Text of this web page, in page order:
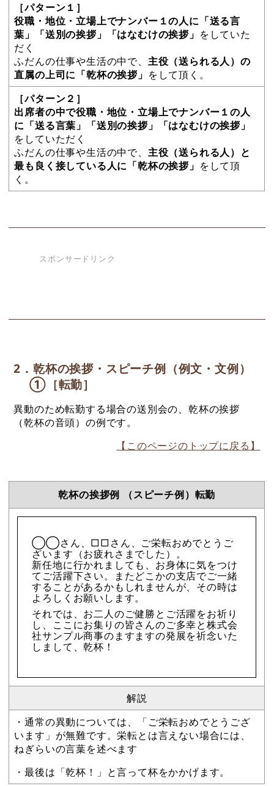
［パターン１］
役職・地位・立場上でナンバー１の人に「送る言
葉」「送別の挨拶」「はなむけの挨拶」 をしていた
だく
ふだんの仕事や生活の中で、 主役（送られる人）の
直属の上司に「乾杯の挨拶」 をして頂く。
［パターン２］
出席者の中で役職・地位・立場上でナンバー１の人
に「送る言葉」「送別の挨拶」「はなむけの挨拶」
をしていただく
ふだんの仕事や生活の中で、 主役（送られる人）と
最も良く接している人に「乾杯の挨拶」 をして頂
く。
スポンサードリンク
2．乾杯の挨拶・スピーチ例（例文・文例）
①［転勤］
異動のため転勤する場合の送別会の、乾杯の挨拶
（乾杯の音頭）の例です。
【このページのトップに戻る】
乾杯の挨拶例 （スピーチ例）転勤
◯◯さん、□□さん、ご栄転おめでとうご
ざいます（お疲れさまでした）。
新任地に行かれましても、お身体に気をつけ
てご活躍下さい。またどこかの支店でご一緒
することがあるかもしれませんが、その時は
よろしくお願いします。
それでは、お二人のご健勝とご活躍をお祈り
し、ここにお集りの皆さんのご多幸と株式会
社サンプル商事のますますの発展を祈念いた
しまして、乾杯！
解説
・通常の異動については、「ご栄転おめでとうござ
います」が無難です。栄転とは言えない場合には、
ねぎらいの言葉を述べます
・最後は「乾杯！」と言って杯をかかげます。